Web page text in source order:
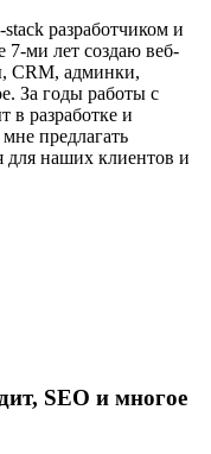
разработчиком и
7-ми лет создаю веб-
CRM, админки,
За годы работы с
в разработке и
предлагать
для наших клиентов и
SEO и многое